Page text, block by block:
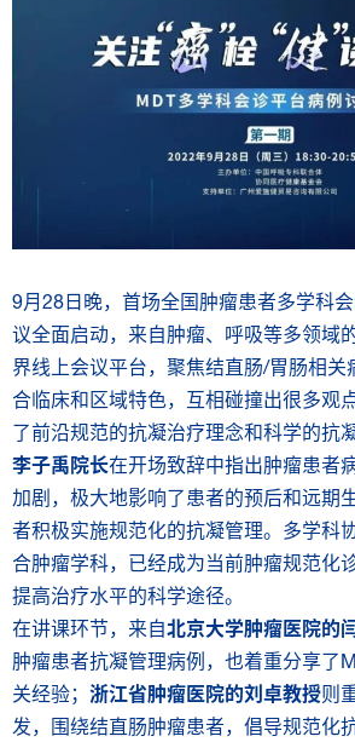
9月28日晚，首场全国肿瘤患者多学科
议全面启动，来自肿瘤、呼吸等多领域
界线上会议平台，聚焦结直肠/胃肠相关
合临床和区域特色，互相碰撞出很多观
了前沿规范的抗凝治疗理念和科学的抗
李子禹院长在开场致辞中指出肿瘤患者
加剧，极大地影响了患者的预后和远期
者积极实施规范化的抗凝管理。多学科
合肿瘤学科，已经成为当前肿瘤规范化
提高治疗水平的科学途径。
在讲课环节，来自北京大学肿瘤医院的
肿瘤患者抗凝管理病例，也着重分享了
关经验； 浙江省肿瘤医院的刘卓教授则
发，围绕结直肠肿瘤患者，倡导规范化